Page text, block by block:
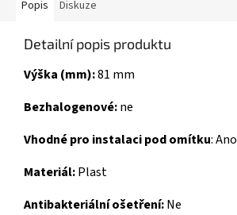
Popis Diskuze
Detailní popis produktu
Výška (mm):81 mm
Bezhalogenové:ne
Vhodné pro instalaci pod omítku: Ano
Materiál:Plast
Antibakteriální ošetření:Ne